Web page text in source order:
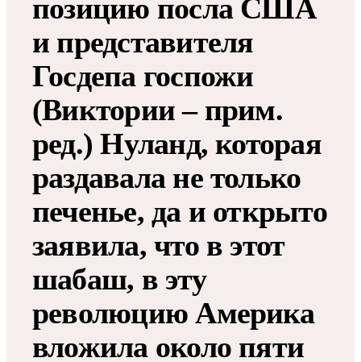
позицию посла США
и представителя
Госдепа госпожи
(Виктории – прим.
ред.) Нуланд, которая
раздавала не только
печенье, да и открыто
заявила, что в этот
шабаш, в эту
революцию Америка
вложила около пяти